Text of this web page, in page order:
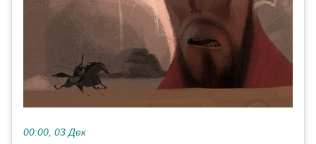
00:00, 03 Дек